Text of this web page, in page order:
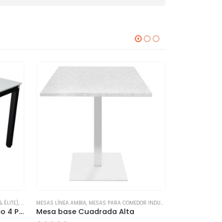
ÉLITE), MESAS PARA COMEDOR INDUSTRIAL
Mesa Fragen Metal SS blanco 4 Personas Grande
MESAS LÍNEA AMBIA, MESAS PARA COMEDOR INDUSTRIAL
Mesa base Cuadrada Alta